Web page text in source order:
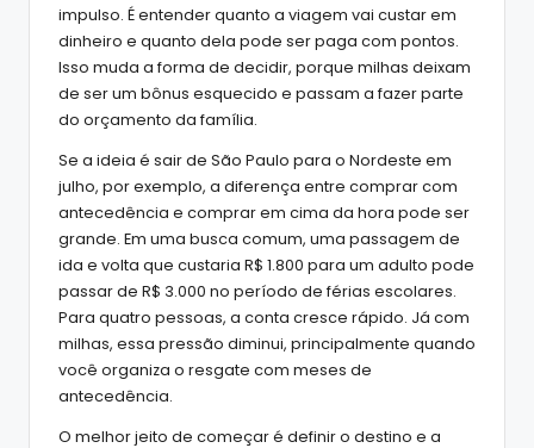
impulso. É entender quanto a viagem vai custar em
dinheiro e quanto dela pode ser paga com pontos.
Isso muda a forma de decidir, porque milhas deixam
de ser um bônus esquecido e passam a fazer parte
do orçamento da família.
Se a ideia é sair de São Paulo para o Nordeste em
julho, por exemplo, a diferença entre comprar com
antecedência e comprar em cima da hora pode ser
grande. Em uma busca comum, uma passagem de
ida e volta que custaria R$ 1.800 para um adulto pode
passar de R$ 3.000 no período de férias escolares.
Para quatro pessoas, a conta cresce rápido. Já com
milhas, essa pressão diminui, principalmente quando
você organiza o resgate com meses de
antecedência.
O melhor jeito de começar é definir o destino e a